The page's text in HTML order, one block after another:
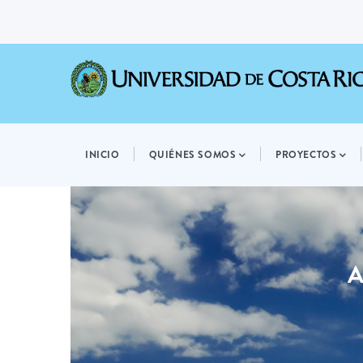
NAVIGATION
INICIO QUIÉNES SOMOS PROYECTOS